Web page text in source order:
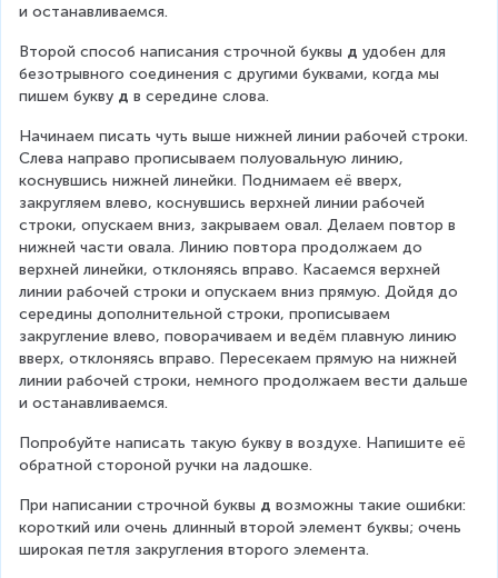
и останавливаемся.
Второй способ написания строчной буквы д удобен для
безотрывного соединения с другими буквами, когда мы
пишем букву д в середине слова.
Начинаем писать чуть выше нижней линии рабочей строки.
Слева направо прописываем полуовальную линию,
коснувшись нижней линейки. Поднимаем её вверх,
закругляем влево, коснувшись верхней линии рабочей
строки, опускаем вниз, закрываем овал. Делаем повтор в
нижней части овала. Линию повтора продолжаем до
верхней линейки, отклоняясь вправо. Касаемся верхней
линии рабочей строки и опускаем вниз прямую. Дойдя до
середины дополнительной строки, прописываем
закругление влево, поворачиваем и ведём плавную линию
вверх, отклоняясь вправо. Пересекаем прямую на нижней
линии рабочей строки, немного продолжаем вести дальше
и останавливаемся.
Попробуйте написать такую букву в воздухе. Напишите её
обратной стороной ручки на ладошке.
При написании строчной буквы д возможны такие ошибки:
короткий или очень длинный второй элемент буквы; очень
широкая петля закругления второго элемента.